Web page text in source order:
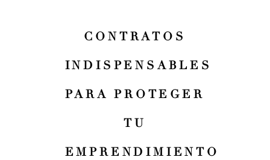
CONTRATOS
INDISPENSABLES
PARA PROTEGER
TU
EMPRENDIMIENTO